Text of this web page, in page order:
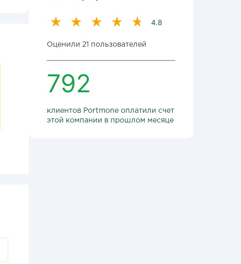
4.8
Оценили 21 пользователей
792
клиентов Portmone оплатили счет
этой компании в прошлом месяце